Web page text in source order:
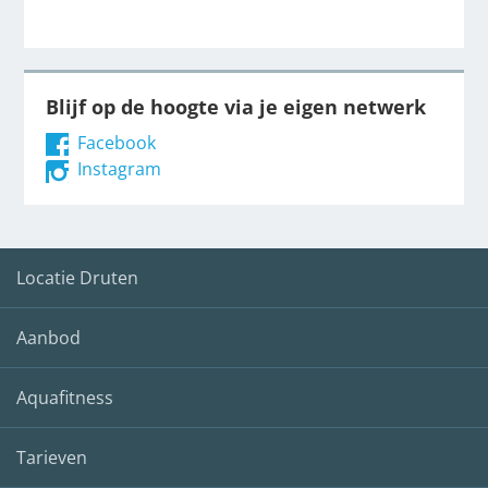
Blijf op de hoogte via je eigen netwerk
Facebook
Instagram
Locatie Druten
Aanbod
Aquafitness
Tarieven